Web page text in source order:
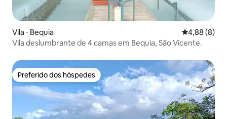
Vila ⋅ Bequia 4,88 de uma
4,88 (8)
Vila deslumbrante de 4 camas em Bequia, São Vicente.
Preferido dos hóspedes
Preferido dos hóspedes